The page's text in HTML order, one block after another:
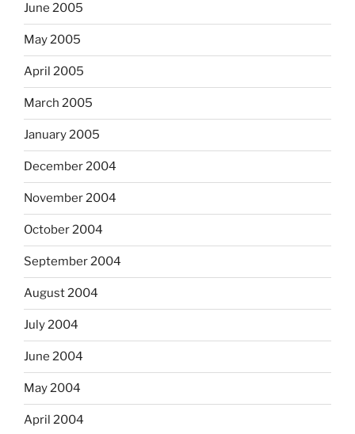
June 2005
May 2005
April 2005
March 2005
January 2005
December 2004
November 2004
October 2004
September 2004
August 2004
July 2004
June 2004
May 2004
April 2004